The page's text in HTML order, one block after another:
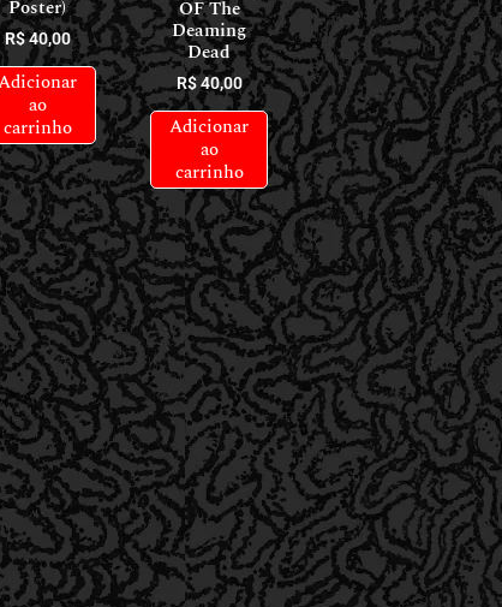
Poster)
R$40,00
ao
carrinho
OF The
Deaming
Dead
R$40,00
Adicionar
ao
carrinho